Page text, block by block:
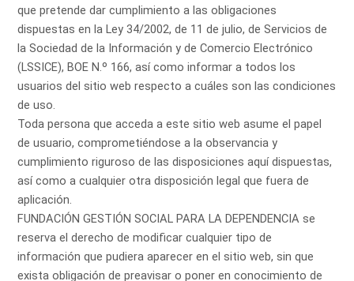
que pretende dar cumplimiento a las obligaciones
dispuestas en la Ley 34/2002, de 11 de julio, de Servicios de
la Sociedad de la Información y de Comercio Electrónico
(LSSICE), BOE N.º 166, así como informar a todos los
usuarios del sitio web respecto a cuáles son las condiciones
de uso.
Toda persona que acceda a este sitio web asume el papel
de usuario, comprometiéndose a la observancia y
cumplimiento riguroso de las disposiciones aquí dispuestas,
así como a cualquier otra disposición legal que fuera de
aplicación.
FUNDACIÓN GESTIÓN SOCIAL PARA LA DEPENDENCIA se
reserva el derecho de modificar cualquier tipo de
información que pudiera aparecer en el sitio web, sin que
exista obligación de preavisar o poner en conocimiento de